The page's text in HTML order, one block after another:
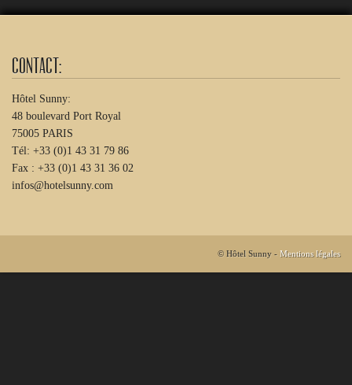
Contact:
Hôtel Sunny:
48 boulevard Port Royal
75005 PARIS
Tél: +33 (0)1 43 31 79 86
Fax : +33 (0)1 43 31 36 02
infos@hotelsunny.com
© Hôtel Sunny - Mentions légales